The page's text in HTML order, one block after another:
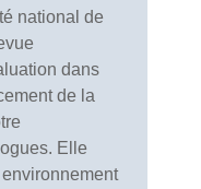
national de
dans
de la
Elle
environnement